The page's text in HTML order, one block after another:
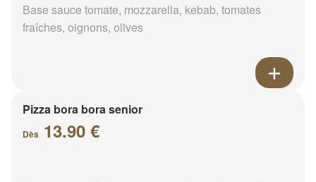
Base sauce tomate, mozzarella, kebab, tomates
fraîches, oignons, olives
Pizza bora bora senior
Dès 13.90 €